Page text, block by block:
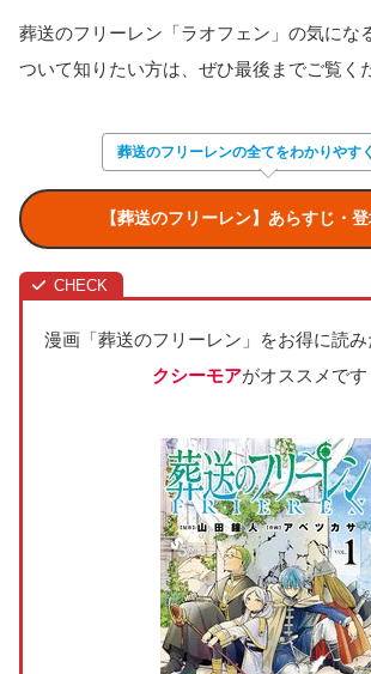
葬送のフリーレン「ラオフェン」の気にな
ついて知りたい方は、ぜひ最後までご覧く
葬送のフリーレンの全てをわかりやす
【葬送のフリーレン】あらすじ・
漫画「葬送のフリーレン」をお得に読
クシーモアがオススメです